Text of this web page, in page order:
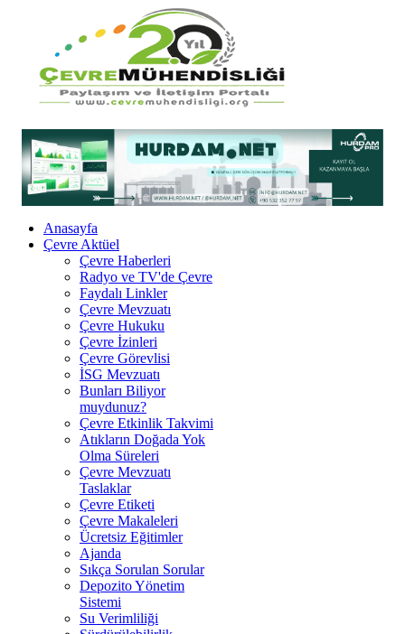
Anasayfa
Çevre Aktüel
Çevre Haberleri
Radyo ve TV'de Çevre
Faydalı Linkler
Çevre Mevzuatı
Çevre Hukuku
Çevre İzinleri
Çevre Görevlisi
İSG Mevzuatı
Bunları Biliyor
muydunuz?
Çevre Etkinlik Takvimi
Atıkların Doğada Yok
Olma Süreleri
Çevre Mevzuatı
Taslaklar
Çevre Etiketi
Çevre Makaleleri
Ücretsiz Eğitimler
Ajanda
Sıkça Sorulan Sorular
Depozito Yönetim
Sistemi
Su Verimliliği